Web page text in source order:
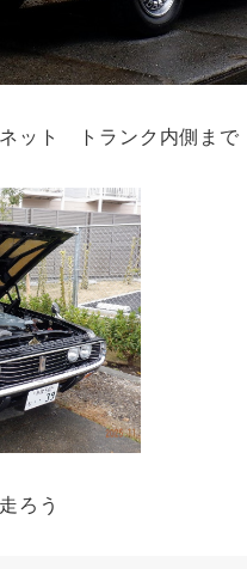
ット トランク内側ま
ろう